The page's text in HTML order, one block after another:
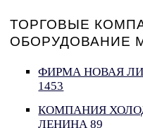
ТОРГОВЫЕ
ОБОРУДОВАНИЕ
ФИРМА НОВАЯ
1453
КОМПАНИЯ
ЛЕНИНА 89